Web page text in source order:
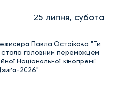
25 липня, субота
Павла Острікова "Ти
головним переможцем
Національної кінопремії
2026"